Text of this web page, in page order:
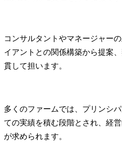
階から、知的財産担当
として、ビジネスの拡
に向けた戦略の策定・
携により、事業特性に
案し、競争優位性の確
と事業リスクの最小化
コンサルタントやマネージャー
イアントとの関係構築から提案
貫して担います。
多くのファームでは、プリンシ
ての実績を積む段階とされ、経
が求められます。